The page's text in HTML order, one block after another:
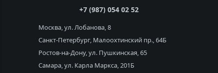
+7 (987) 054 02 52
Москва, ул. Лобанова, 8
Санкт-Петербург, Малоохтинский пр., 64Б
Ростов-на-Дону, ул. Пушкинская, 65
Самара, ул. Карла Маркса, 201Б